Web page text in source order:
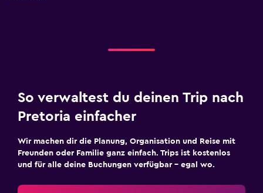
So verwaltest du deinen Trip nach
Pretoria einfacher
Wir machen dir die Planung, Organisation und Reise mit
Freunden oder Familie ganz einfach. Trips ist kostenlos
und für alle deine Buchungen verfügbar – egal wo.